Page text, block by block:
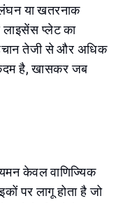
या खतरनाक
लाइसेंस प्लेट का
तेजी से और अधिक
है, खासकर जब
केवल वाणिज्यिक
पर लागू होता है जो